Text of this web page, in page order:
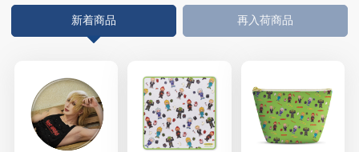
新着商品 再入荷商品